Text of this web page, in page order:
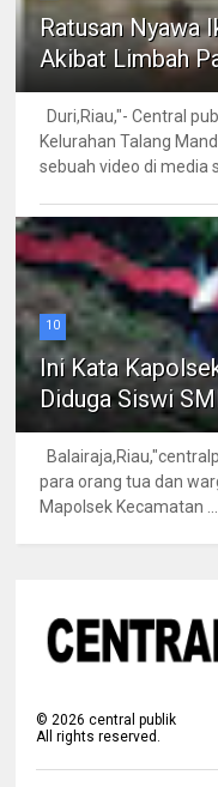
Ratusan Nyawa
Akibat Limbah
Duri,Riau,"- Central
Kelurahan Talang
sebuah video di media
10
Ini Kata
Diduga Siswi
para orang tua dan
Mapolsek Kecamatan ...
©2026 central publik
All rights reserved.